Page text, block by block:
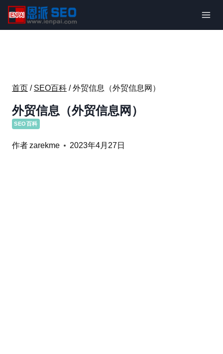
内
首页 / SEO百科 / 外贸信息（外贸信息网）
外贸信息（外贸信息网）
SEO百科
作者zarekme 2023年4月27日